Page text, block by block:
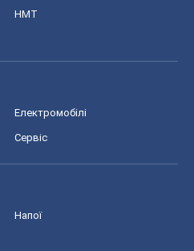
НМТ
Електромобілі
Сервіс
Напої